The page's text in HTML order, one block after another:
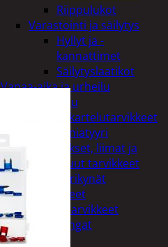
Riippulukot
Varastointi ja säilytys
Hyllyt ja -
kannattimet
Säilytyslaatikot
Vapaa-aika ja urheilu
Askartelu
Askartelutarvikkeet
Miniatyyri
Sakset, liimat ja
muut tarvikkeet
Värikynät
Harrasteet
Käsityötarvikkeet
Langat